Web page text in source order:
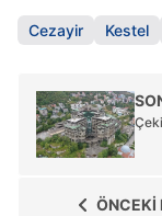
Cezayir Kestel
ÖNCEKİ